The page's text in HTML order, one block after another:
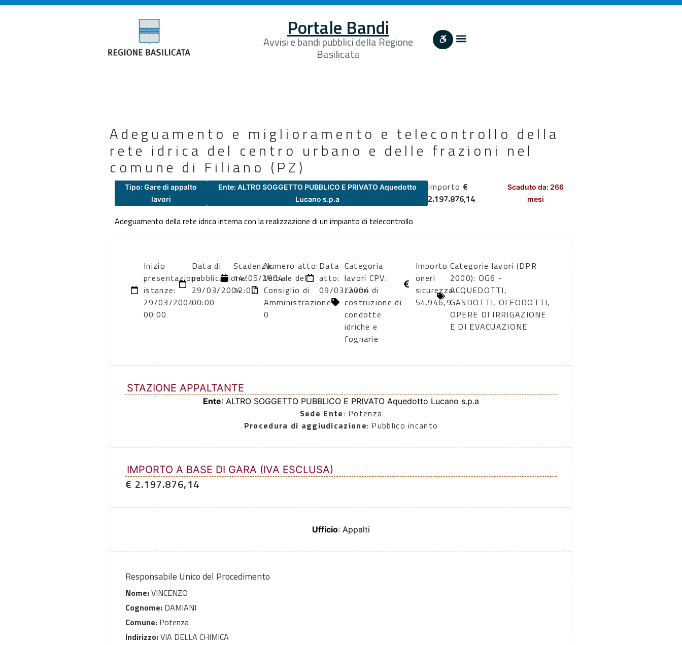
Portale Bandi
Avvisi e bandi pubblici della Regione
Basilicata
Adeguamento e miglioramento e telecontrollo della
rete idrica del centro urbano e delle frazioni nel
comune di Filiano (PZ)
Tipo: Gare di appalto
lavori
Ente: ALTRO SOGGETTO PUBBLICO E PRIVATO Aquedotto
Lucano s.p.a
Importo €
2.197.876,14
Scaduto da: 266
mesi
Adeguamento della rete idrica interna con la realizzazione di un impianto di telecontrollo
Inizio
presentazione
istanze:
29/03/2004
00:00
Data di
pubblicazione:
29/03/2004
00:00
Scadenza:
14/05/2004
12:00
Numero atto:
Verbale del
Consiglio di
Amministrazione
0
Data
atto:
09/03/2004
Categoria
lavori CPV:
Lavori di
costruzione di
condotte
idriche e
fognarie
Importo
oneri
sicurezza:
54.946,9
Categorie lavori (DPR
2000): OG6 -
ACQUEDOTTI,
GASDOTTI, OLEODOTTI,
OPERE DI IRRIGAZIONE
E DI EVACUAZIONE
STAZIONE APPALTANTE
Ente: ALTRO SOGGETTO PUBBLICO E PRIVATO Aquedotto Lucano s.p.a
Sede Ente: Potenza
Procedura di aggiudicazione: Pubblico incanto
IMPORTO A BASE DI GARA (IVA ESCLUSA)
€ 2.197.876,14
Ufficio: Appalti
Responsabile Unico del Procedimento
Nome:VINCENZO
Cognome: DAMIANI
Comune: Potenza
Indirizzo:VIA DELLA CHIMICA